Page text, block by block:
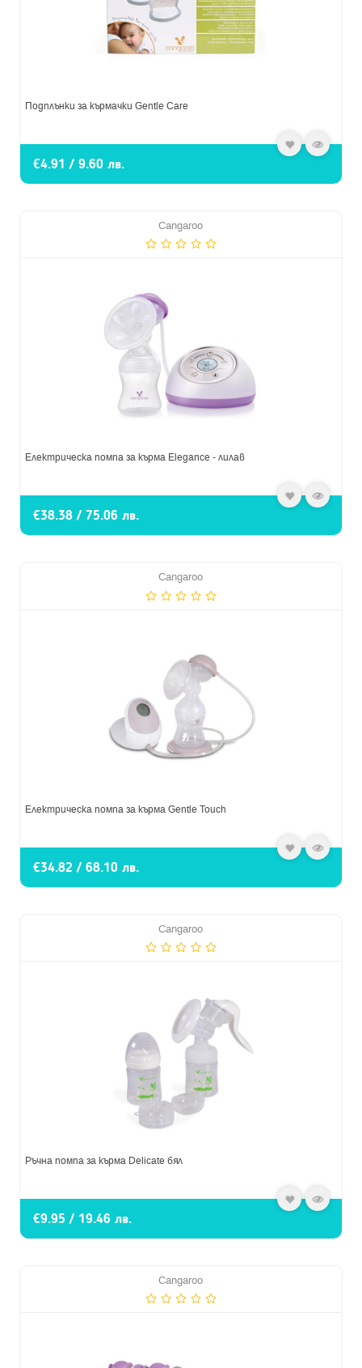
Подплънки за кърмачки Gentle Care
€4.91 / 9.60 лв.
Cangaroo
Електрическа помпа за кърма Elegance - лилав
€38.38 / 75.06 лв.
Cangaroo
Електрическа помпа за кърма Gentle Touch
€34.82 / 68.10 лв.
Cangaroo
Ръчна помпа за кърма Delicate бял
€9.95 / 19.46 лв.
Cangaroo